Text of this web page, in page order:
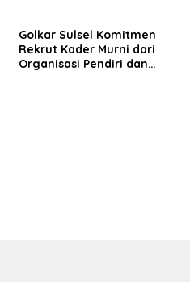
Golkar Sulsel Komitmen
Rekrut Kader Murni dari
Organisasi Pendiri dan